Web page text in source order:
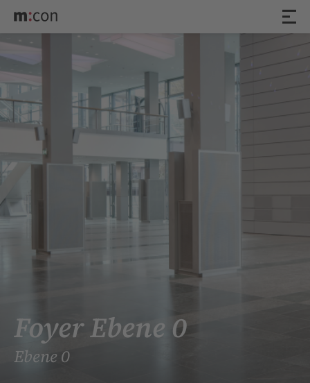
Foyer Ebene 0
Ebene 0